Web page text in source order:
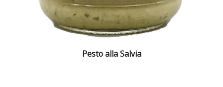
Pesto alla Salvia